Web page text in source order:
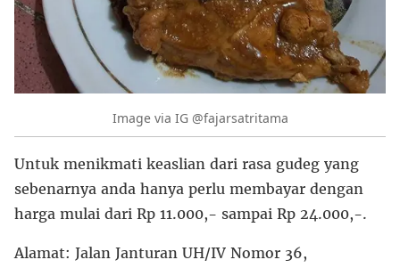
Image via IG @fajarsatritama
Untuk menikmati keaslian dari rasa gudeg yang
sebenarnya anda hanya perlu membayar dengan
harga mulai dari Rp 11.000,- sampai Rp 24.000,-.
Alamat: Jalan Janturan UH/IV Nomor 36,